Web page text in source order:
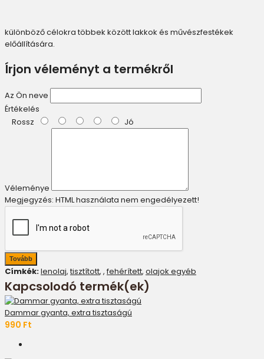
különböző célokra többek között lakkok és művészfestékek
előállítására.
Írjon véleményt a termékről
Az Ön neve
Értékelés
Rossz
Jó
Véleménye
Megjegyzés: HTML használata nem engedélyezett!
Tovább
Címkék:lenolaj,tisztított, ,fehérített, olajok egyéb
Kapcsolodó termék(ek)
Dammar gyanta, extra tisztaságú
990 Ft